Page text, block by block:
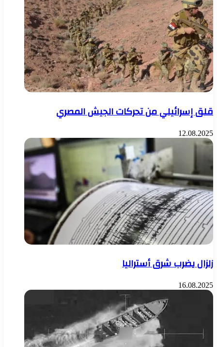
قلق إسرائيلي من تحركات الجيش المصري
12.08.2025
زلزال يضرب شرق أستراليا
16.08.2025